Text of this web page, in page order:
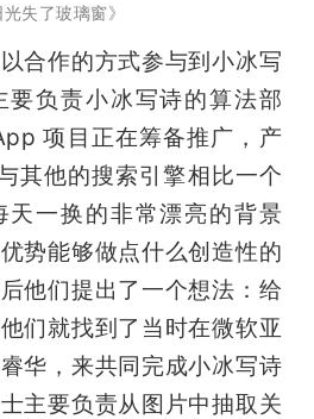
光失了玻璃窗》
合作的方式参与到小冰写
要负责小冰写诗的算法部
项目正在筹备推广，产
其他的搜索引擎相比一个
天一换的非常漂亮的背景
势能够做点什么创造性的
他们提出了一个想法：给
们就找到了当时在微软亚
华，来共同完成小冰写诗
主要负责从图片中抽取关